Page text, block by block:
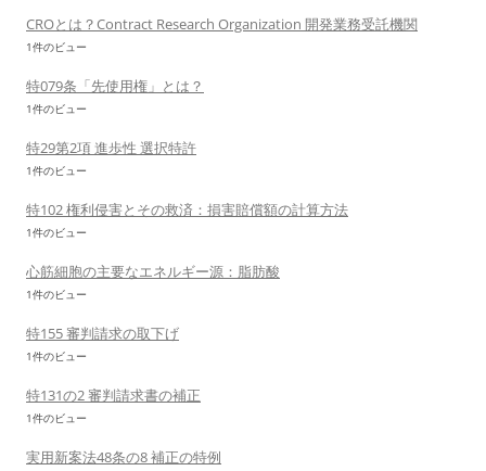
CROとは？Contract Research Organization 開発業務受託機関
1件のビュー
特079条「先使用権」とは？
1件のビュー
特29第2項 進歩性 選択特許
1件のビュー
特102 権利侵害とその救済：損害賠償額の計算方法
1件のビュー
心筋細胞の主要なエネルギー源：脂肪酸
1件のビュー
特155 審判請求の取下げ
1件のビュー
特131の2 審判請求書の補正
1件のビュー
実用新案法48条の8 補正の特例